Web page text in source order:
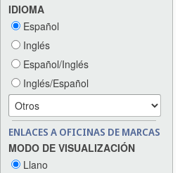
IDIOMA
Español
Inglés
Español/Inglés
Inglés/Español
ENLACES A OFICINAS DE MARCAS
MODO DE VISUALIZACIÓN
Llano